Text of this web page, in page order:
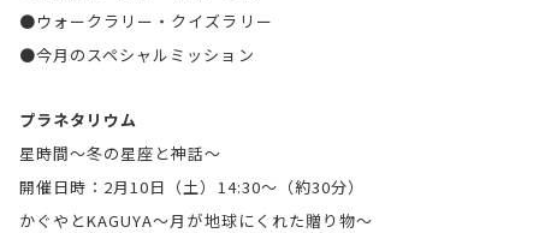
●ウォークラリー・クイズラリー
●今月のスペシャルミッション
プラネタリウム
星時間～冬の星座と神話～
開催日時：2月10日（土）14:30～（約30分）
かぐやとKAGUYA～月が地球にくれた贈り物～